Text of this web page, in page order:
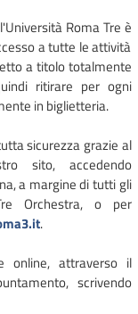
Roma Tre è
a tutte le attività
a titolo totalmente
ritirare per ogni
in biglietteria.
sicurezza grazie al
sito, accedendo
a margine di tutti gli
Orchestra, o per
.
online, attraverso il
scrivendo